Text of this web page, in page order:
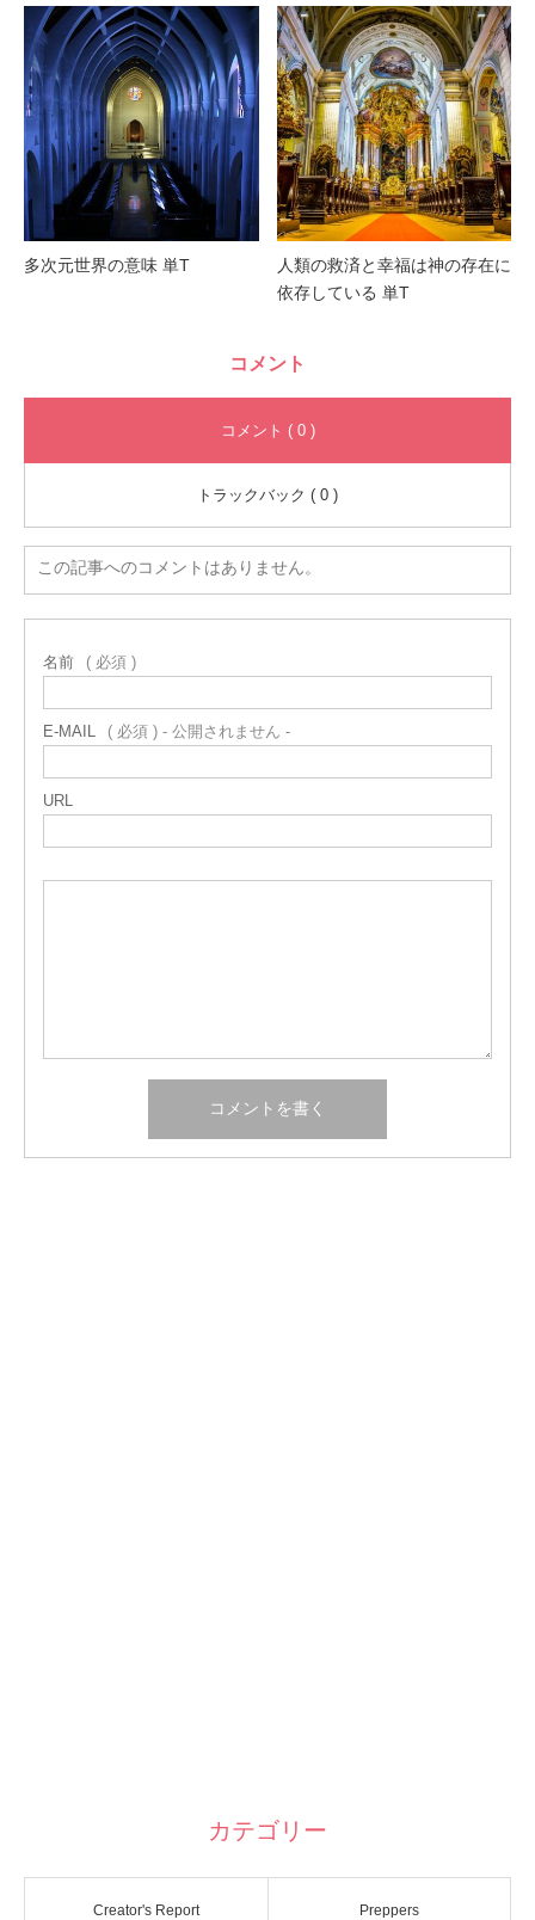
多次元世界の意味 単T
人類の救済と幸福は神の存在に
依存している 単T
コメント
コメント ( 0 )
トラックバック ( 0 )
この記事へのコメントはありません。
名前 ( 必須 )
E-MAIL ( 必須 ) - 公開されません -
URL
カテゴリー
Creator's Report Preppers